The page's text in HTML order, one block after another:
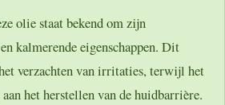
olie staat bekend om zijn
kalmerende eigenschappen. Dit
verzachten van irritaties, terwijl het
het herstellen van de huidbarrière.